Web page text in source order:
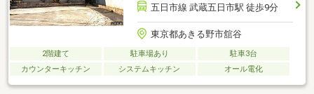
五日市線 武蔵五日市駅 徒歩9分
東京都あきる野市舘谷
2階建て 駐車場あり
駐車3台
カウンターキッチン
システムキッチン オール電化